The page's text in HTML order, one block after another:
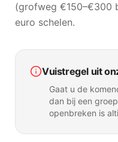
(grofweg €150–€300
euro schelen.
Vuistregel uit
Gaat u de
dan bij een
openbreken is